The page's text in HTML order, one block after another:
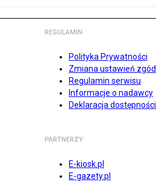
REGULAMIN
Polityka Prywatności
Zmiana ustawień zgód
Regulamin serwisu
Informacje o nadawcy
Deklaracja dostępności
PARTNERZY
E-kiosk.pl
E-gazety.pl